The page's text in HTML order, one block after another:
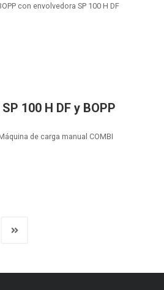
con envolvedora SP 100 H DF
100 H DF y BOPP
de carga manual COMBI